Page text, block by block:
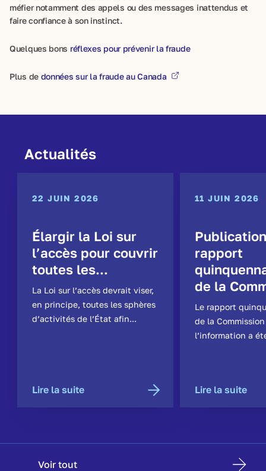
méfier notamment des appels ou des messages inattendus et
faire confiance à son instinct.
Quelques bons réflexes pour prévenir la fraude
Plus de données sur la fraude au Canada
Actualités
22 JUIN 2026
Élargir la Loi sur
l’accès pour couvrir
toutes les...
La Loi sur l’accès devrait viser,
en principe, toutes les sphères
d’activités de l’État afin...
Lire la suite
11 JUIN 2026
rapport
de la
Le rapport
de la Commission
l’information a
Lire la suite
Voir tout